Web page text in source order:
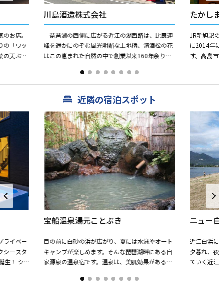
お店。
の「ワッ
の天ぷら
川島酒造株式会社
琵琶湖の西側に広がる近江の湖西路は、比良連
峰を遥かにのぞむ風光明媚な土地柄、清酒松の花
はこの恵まれた自然の中で創業以来160年余りた
り一筋に歩んでいる蔵元...
たかし
JR新旭駅
に2014年
す。高島
近隣の宿泊スポット
ライベー
シースタ
生！ シ
宝船温泉湯元ことぶき
目の前に白砂の浜が広がり、夏には水泳やオート
キャンプが楽しめます。そんな琵琶湖畔にある自
家源泉の温泉宿です。温泉は、美肌効果があるに
ニュー
近江白浜
夕暮れ、
ていく近